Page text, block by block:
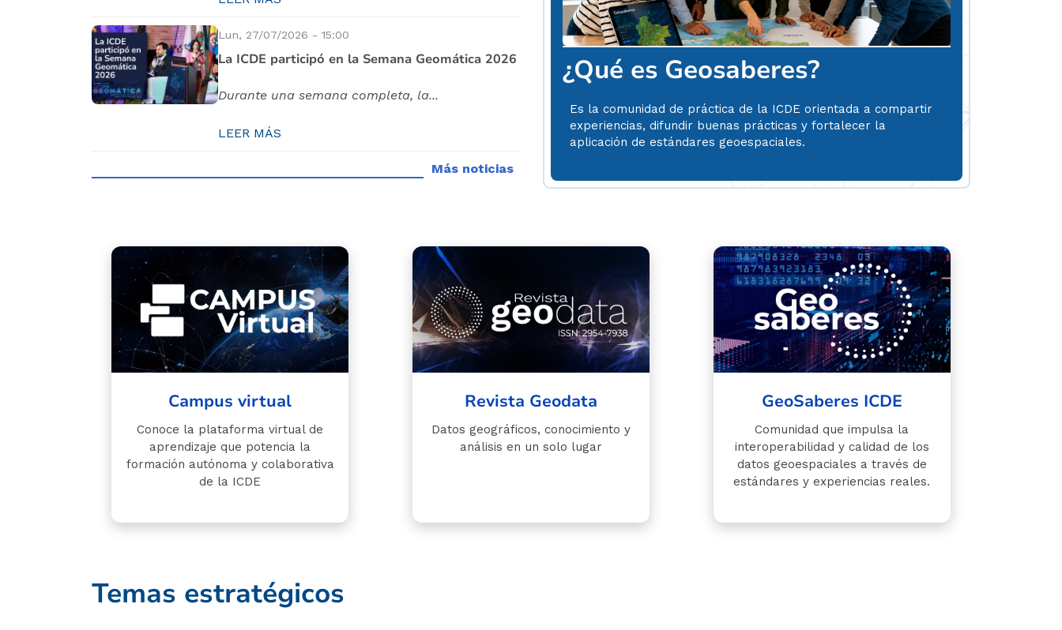
Lun, 27/07/2026 - 15:00
La ICDE participó en la Semana Geomática 2026
Durante una semana completa, la...
LEER MÁS
Más noticias
¿Qué es Geosaberes?
Es la comunidad de práctica de la ICDE orientada a compartir
experiencias, difundir buenas prácticas y fortalecer la
aplicación de estándares geoespaciales.
Campus virtual
Conoce la plataforma virtual de
aprendizaje que potencia la
formación autónoma y colaborativa
de la ICDE
Revista Geodata
Datos geográficos, conocimiento y
análisis en un solo lugar
GeoSaberes ICDE
Comunidad que impulsa la
interoperabilidad y calidad de los
datos geoespaciales a través de
estándares y experiencias reales.
Temas estratégicos